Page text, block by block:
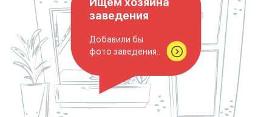
заведения
Добавили бы
фото заведения..